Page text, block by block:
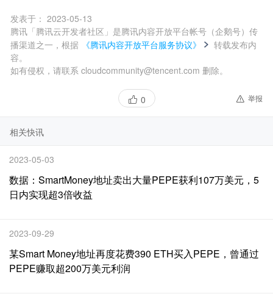
发表于： 2023-05-13
腾讯「腾讯云开发者社区」是腾讯内容开放平台帐号（企鹅号）传
播渠道之一，根据
《腾讯内容开放平台服务协议》
转载发布内
容。
如有侵权，请联系 cloudcommunity@tencent.com 删除。
0 举报
相关快讯
2023-05-03
数据：SmartMoney地址卖出大量PEPE获利107万美元，5
日内实现超3倍收益
2023-09-29
某Smart Money地址再度花费390 ETH买入PEPE，曾通过
PEPE赚取超200万美元利润